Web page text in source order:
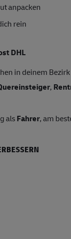
anpacken
rein
DHL
in deinem
,
alsFahrer, am